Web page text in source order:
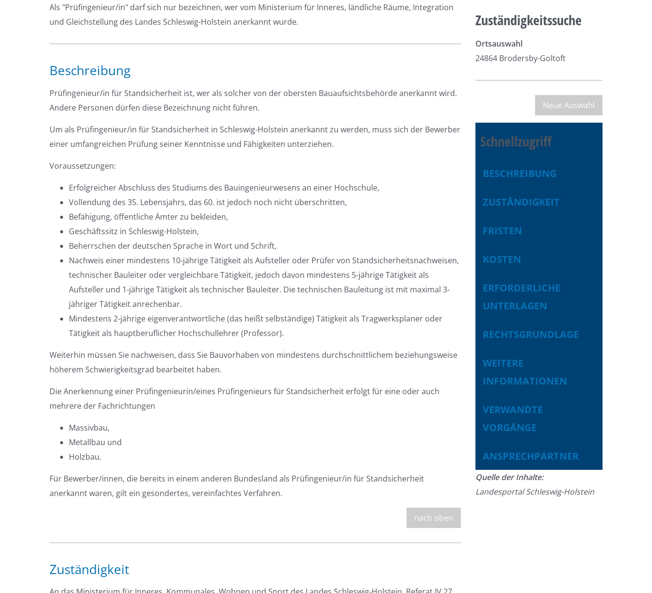
Zuständigkeitssuche
Ortsauswahl
24864 Brodersby-Goltoft
Schnellzugriff
BESCHREIBUNG
ZUSTÄNDIGKEIT
FRISTEN
KOSTEN
ERFORDERLICHE
UNTERLAGEN
RECHTSGRUNDLAGE
WEITERE
INFORMATIONEN
VERWANDTE
VORGÄNGE
ANSPRECHPARTNER
Quelle der Inhalte:
Landesportal Schleswig-Holstein
Als "Prüfingenieur/in" darf sich nur bezeichnen, wer vom Ministerium für Inneres, ländliche Räume, Integration
und Gleichstellung des Landes Schleswig-Holstein anerkannt wurde.
Beschreibung
Prüfingenieur/in für Standsicherheit ist, wer als solcher von der obersten Bauaufsichtsbehörde anerkannt wird.
Andere Personen dürfen diese Bezeichnung nicht führen.
Um als Prüfingenieur/in für Standsicherheit in Schleswig-Holstein anerkannt zu werden, muss sich der Bewerber
einer umfangreichen Prüfung seiner Kenntnisse und Fähigkeiten unterziehen.
Voraussetzungen:
Erfolgreicher Abschluss des Studiums des Bauingenieurwesens an einer Hochschule,
Vollendung des 35. Lebensjahrs, das 60. ist jedoch noch nicht überschritten,
Befähigung, öffentliche Ämter zu bekleiden,
Geschäftssitz in Schleswig-Holstein,
Beherrschen der deutschen Sprache in Wort und Schrift,
Nachweis einer mindestens 10-jährige Tätigkeit als Aufsteller oder Prüfer von Standsicherheitsnachweisen,
technischer Bauleiter oder vergleichbare Tätigkeit, jedoch davon mindestens 5-jährige Tätigkeit als
Aufsteller und 1-jährige Tätigkeit als technischer Bauleiter. Die technischen Bauleitung ist mit maximal 3-
jähriger Tätigkeit anrechenbar.
Mindestens 2-jährige eigenverantwortliche (das heißt selbständige) Tätigkeit als Tragwerksplaner oder
Tätigkeit als hauptberuflicher Hochschullehrer (Professor).
Weiterhin müssen Sie nachweisen, dass Sie Bauvorhaben von mindestens durchschnittlichem beziehungsweise
höherem Schwierigkeitsgrad bearbeitet haben.
Die Anerkennung einer Prüfingenieurin/eines Prüfingenieurs für Standsicherheit erfolgt für eine oder auch
mehrere der Fachrichtungen
Massivbau,
Metallbau und
Holzbau.
Für Bewerber/innen, die bereits in einem anderen Bundesland als Prüfingenieur/in für Standsicherheit
anerkannt waren, gilt ein gesondertes, vereinfachtes Verfahren.
nach oben
Zuständigkeit